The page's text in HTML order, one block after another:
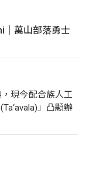
｜萬山部落勇士
現今配合族人工
」凸顯辦